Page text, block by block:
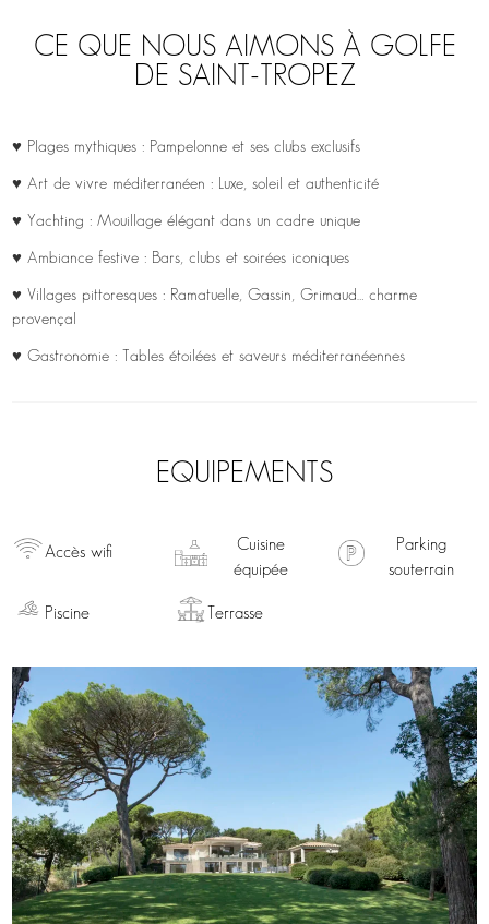
CE QUE NOUS AIMONS À GOLFE
DE SAINT-TROPEZ
♥ Plages mythiques : Pampelonne et ses clubs exclusifs
♥ Art de vivre méditerranéen : Luxe, soleil et authenticité
♥ Yachting : Mouillage élégant dans un cadre unique
♥ Ambiance festive : Bars, clubs et soirées iconiques
♥ Villages pittoresques : Ramatuelle, Gassin, Grimaud… charme
provençal
♥ Gastronomie : Tables étoilées et saveurs méditerranéennes
EQUIPEMENTS
Accès wifi
Cuisine
équipée
Parking
souterrain
Piscine Terrasse